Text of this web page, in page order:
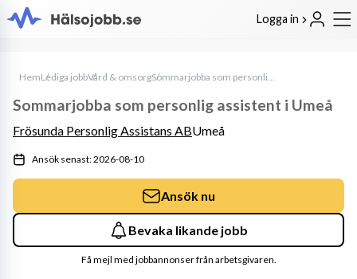
Logga in
HemLediga jobbVård & omsorg Sommarjobba som personlig assistent i Umeå
Sommarjobba som personlig assistent i Umeå
Frösunda Personlig Assistans ABUmeå
Ansök senast: 2026-08-10
Ansök nu
Bevaka likande jobb
Få mejl med jobbannonser från arbetsgivaren.